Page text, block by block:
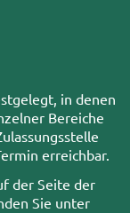
in denen
Bereiche
erreichbar.
der Seite der
Sie unter